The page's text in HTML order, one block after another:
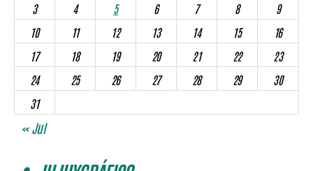
3
4 5 6 7 8
9
10
11 12 13 14 15
16
17
18 19 20 21 22
23
24
25 26 27 28 29
30
31
« Jul